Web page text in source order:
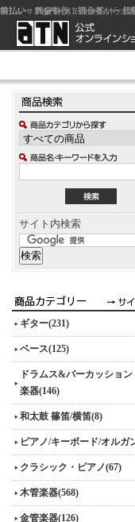
ジャズを中心に初心者から上
サイト内検索
ギター(231)
ベース(125)
ドラムス&パーカッション
楽器(146)
和太鼓 篠笛/横笛(8)
ピアノ/キーボード/オルガ
クラシック・ピアノ(67)
木管楽器(568)
金管楽器(126)
前払い：クレジットカード（一括
後払い：代金引換（現金払い・代
前払い：PayPay